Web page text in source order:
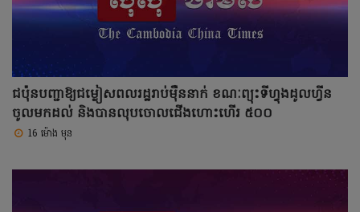
ជប៉ុនបញ្ជាឱ្យជម្លៀសពលរដ្ឋរាប់ម៉ឺននាក់ ខណៈព្យុះទីហ្វុងដូលហ្វីន
ចូលមកដល់ និងបានលុបចោលជើងហោះហើរ ៥០០
16 ម៉ោង មុន